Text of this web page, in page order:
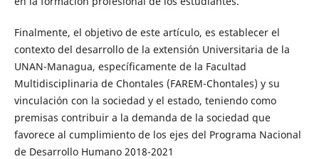
Finalmente, el objetivo de este artículo, es establecer el
contexto del desarrollo de la extensión Universitaria de la
UNAN-Managua, específicamente de la Facultad
Multidisciplinaria de Chontales (FAREM-Chontales) y su
vinculación con la sociedad y el estado, teniendo como
premisas contribuir a la demanda de la sociedad que
favorece al cumplimiento de los ejes del Programa Nacional
de Desarrollo Humano 2018-2021